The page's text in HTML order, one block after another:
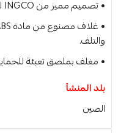
• تصميم مميز من INGCO لمتانة وأداء طويل الأمد.
والتلف.
• مغلف بملصق تعبئة
بلد المنشأ
الصين